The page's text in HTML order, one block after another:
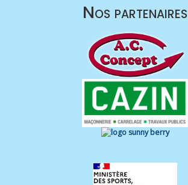
Nos partenaires